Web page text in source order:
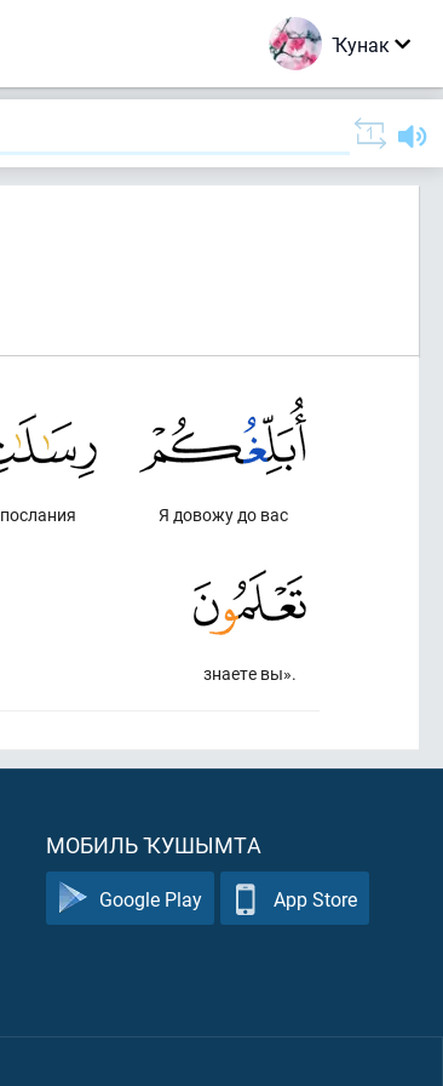
Ҡунак
Я довожу до вас
послания
знаете вы».
МОБИЛЬ ҠУШЫМТА
Google Play App Store